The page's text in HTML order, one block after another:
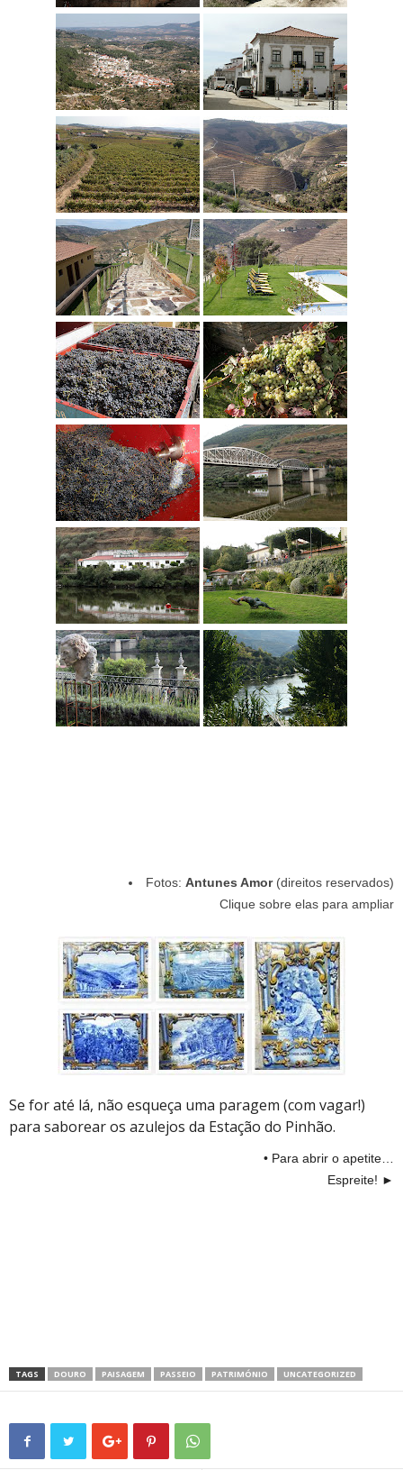
Fotos: Antunes Amor(direitos reservados)
Clique sobre elas para ampliar
Se for até lá, não esqueça uma paragem (com vagar!)
para saborear os azulejos da Estação do Pinhão.
• Para abrir o apetite…
Espreite! ►
TAGS DOURO PAISAGEM PASSEIO PATRIMÓNIO UNCATEGORIZED